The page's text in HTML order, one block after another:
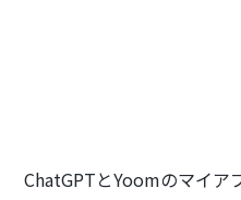
ChatGPTとYoomのマイア